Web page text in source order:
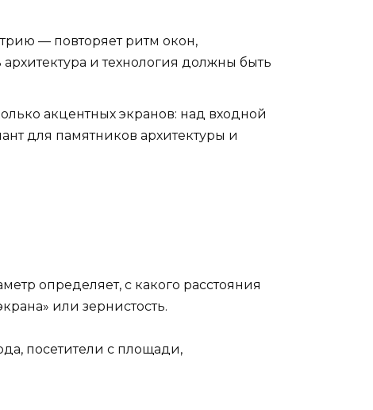
— повторяет ритм окон,
и технология должны быть
акцентных экранов: над входной
для памятников архитектуры и
определяет, с какого расстояния
или зернистость.
посетители с площади,